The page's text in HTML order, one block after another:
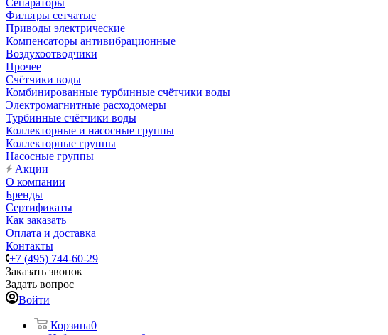
Сепараторы
Фильтры сетчатые
Приводы электрические
Компенсаторы антивибрационные
Воздухоотводчики
Прочее
Счётчики воды
Комбинированные турбинные счётчики воды
Электромагнитные расходомеры
Турбинные счётчики воды
Коллекторные и насосные группы
Коллекторные группы
Насосные группы
Акции
О компании
Бренды
Сертификаты
Как заказать
Оплата и доставка
Контакты
+7 (495) 744-60-29
Заказать звонок
Задать вопрос
Войти
Корзина0